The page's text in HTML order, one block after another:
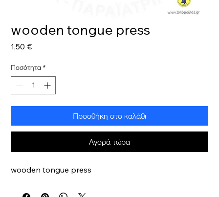
wooden tongue press
1,50 €Τιμή
Ποσότητα *
Προσθήκη στο καλάθι
Αγορά τώρα
wooden tongue press